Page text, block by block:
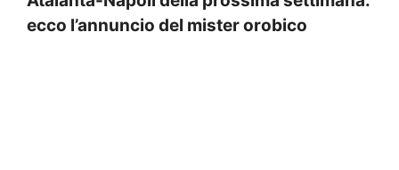
ecco l’annuncio del mister orobico